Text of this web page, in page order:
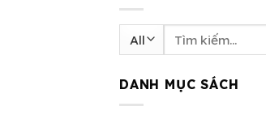
Tìm
DANH MỤC SÁCH